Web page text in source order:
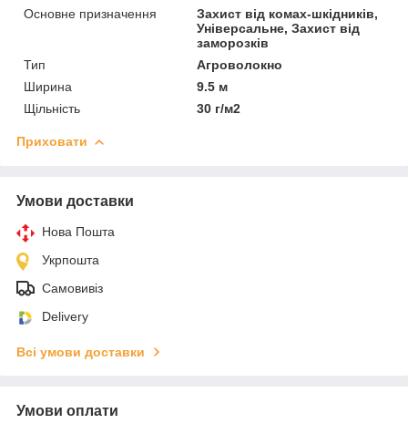
Основне призначення
Захист від комах-шкідників,
Універсальне, Захист від
заморозків
Тип
Агроволокно
Ширина
9.5 м
Щільність
30 г/м2
Приховати
Умови доставки
Нова Пошта
Укрпошта
Самовивіз
Delivery
Всі умови доставки
Умови оплати